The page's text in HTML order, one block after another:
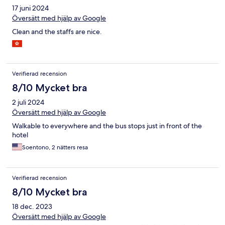
17 juni 2024
Översätt med hjälp av Google
Clean and the staffs are nice.
Verifierad recension
8/10 Mycket bra
2 juli 2024
Översätt med hjälp av Google
Walkable to everywhere and the bus stops just in front of the
hotel
Soentono, 2 nätters resa
Verifierad recension
8/10 Mycket bra
18 dec. 2023
Översätt med hjälp av Google